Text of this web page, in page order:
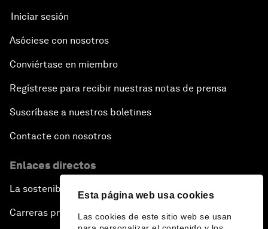
Esta página web usa cookies
Las cookies de este sitio web se usan
Iniciar sesión
Asóciese con nosotros
Conviértase en miembro
Regístrese para recibir nuestras notas de prensa
Suscríbase a nuestros boletines
Contacte con nosotros
Enlaces directos
La sostenibilidad en el Foro
Carreras profesionales